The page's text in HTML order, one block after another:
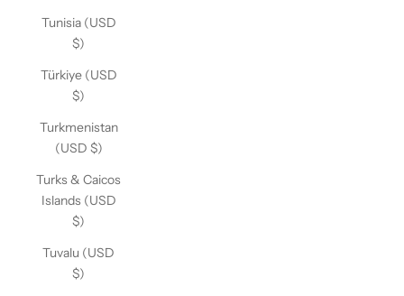
Tunisia (USD
$)
Türkiye (USD
$)
Turkmenistan
(USD $)
Turks & Caicos
Islands (USD
$)
Tuvalu (USD
$)